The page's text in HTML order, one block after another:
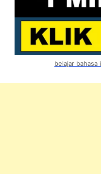
belajar